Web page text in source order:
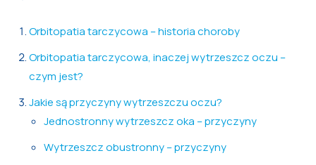
Orbitopatia tarczycowa – historia choroby
Orbitopatia tarczycowa, inaczej wytrzeszcz oczu –
czym jest?
Jakie są przyczyny wytrzeszczu oczu?
Jednostronny wytrzeszcz oka – przyczyny
Wytrzeszcz obustronny – przyczyny